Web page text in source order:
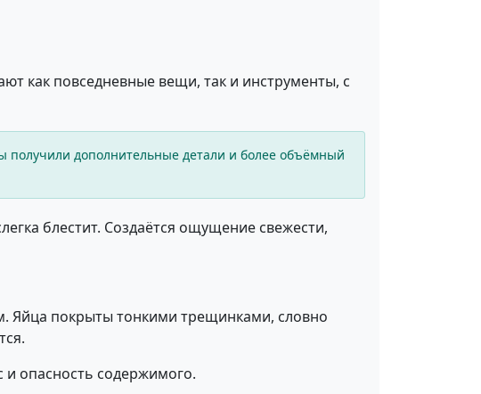
как повседневные вещи, так и инструменты, с
получили дополнительные детали и более объёмный
блестит. Создаётся ощущение свежести,
Яйца покрыты тонкими трещинками, словно
и опасность содержимого.